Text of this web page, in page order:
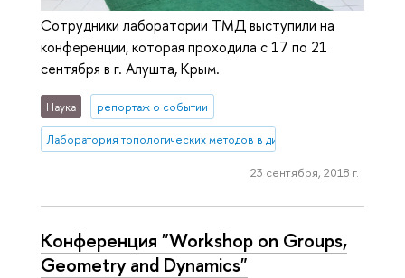
Сотрудники лаборатории ТМД выступили на
конференции, которая проходила с 17 по 21
сентября в г. Алушта, Крым.
Наука репортаж о событии
Лаборатория топологических методов в динамике
23 сентября, 2018 г.
Конференция "Workshop on Groups,
Geometry and Dynamics"